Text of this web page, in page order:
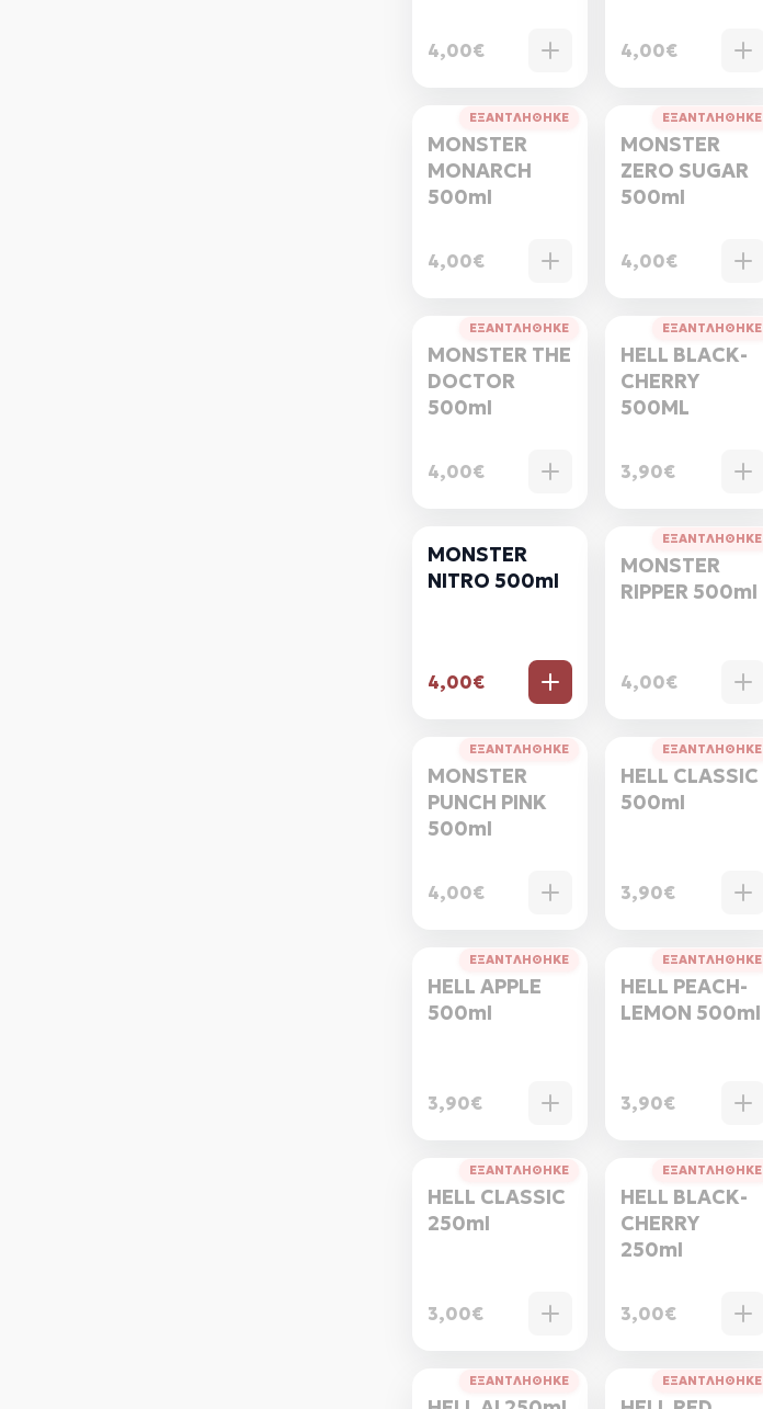
4,00€ 4,00€
ΕΞΑΝΤΛΗΘΗΚΕ
MONSTER
MONARCH
500ml
4,00€
ΕΞΑΝΤΛΗΘΗΚΕ
MONSTER
ZERO SUGAR
500ml
4,00€
ΕΞΑΝΤΛΗΘΗΚΕ
MONSTER THE
DOCTOR
500ml
4,00€
ΕΞΑΝΤΛΗΘΗΚΕ
HELL BLACK-
CHERRY
500ML
3,90€
MONSTER
NITRO 500ml
4,00€
ΕΞΑΝΤΛΗΘΗΚΕ
MONSTER
RIPPER 500ml
4,00€
ΕΞΑΝΤΛΗΘΗΚΕ
MONSTER
PUNCH PINK
500ml
4,00€
ΕΞΑΝΤΛΗΘΗΚΕ
HELL CLASSIC
500ml
3,90€
ΕΞΑΝΤΛΗΘΗΚΕ
HELL APPLE
500ml
3,90€
ΕΞΑΝΤΛΗΘΗΚΕ
HELL PEACH-
LEMON 500ml
3,90€
ΕΞΑΝΤΛΗΘΗΚΕ
HELL CLASSIC
250ml
3,00€
ΕΞΑΝΤΛΗΘΗΚΕ
HELL BLACK-
CHERRY
250ml
3,00€
ΕΞΑΝΤΛΗΘΗΚΕ ΕΞΑΝΤΛΗΘΗΚΕ